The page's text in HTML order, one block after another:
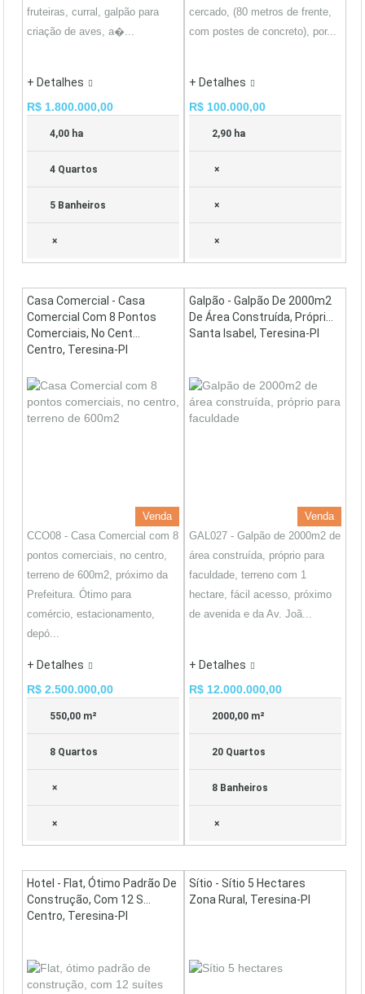
fruteiras, curral, galpão para
criação de aves, a�...
+ Detalhes
R$ 1.800.000,00
4,00 ha
4 Quartos
5 Banheiros
×
cercado, (80 metros de frente,
com postes de concreto), por...
+ Detalhes
R$ 100.000,00
2,90 ha
×
×
×
Casa Comercial - Casa
Comercial Com 8 Pontos
Comerciais, No Cent...
Centro, Teresina-PI
Venda
CCO08 - Casa Comercial com 8
pontos comerciais, no centro,
terreno de 600m2, próximo da
Prefeitura. Ótimo para
comércio, estacionamento,
depó...
+ Detalhes
R$ 2.500.000,00
550,00 m²
8 Quartos
×
×
Galpão - Galpão De 2000m2
De Área Construída, Própri...
Santa Isabel, Teresina-PI
Venda
GAL027 - Galpão de 2000m2 de
área construída, próprio para
faculdade, terreno com 1
hectare, fácil acesso, próximo
de avenida e da Av. Joã...
+ Detalhes
R$ 12.000.000,00
2000,00 m²
20 Quartos
8 Banheiros
×
Hotel - Flat, Ótimo Padrão De
Construção, Com 12 S...
Centro, Teresina-PI
Sítio - Sítio 5 Hectares
Zona Rural, Teresina-PI